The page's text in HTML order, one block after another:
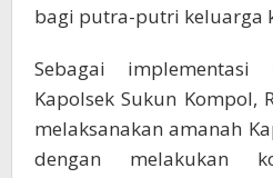
bagi putra-putri keluarga
Sebagai implementasi
Kapolsek Sukun Kompol,
melaksanakan amanah
dengan melakukan